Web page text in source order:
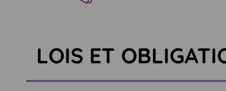
LOIS ET